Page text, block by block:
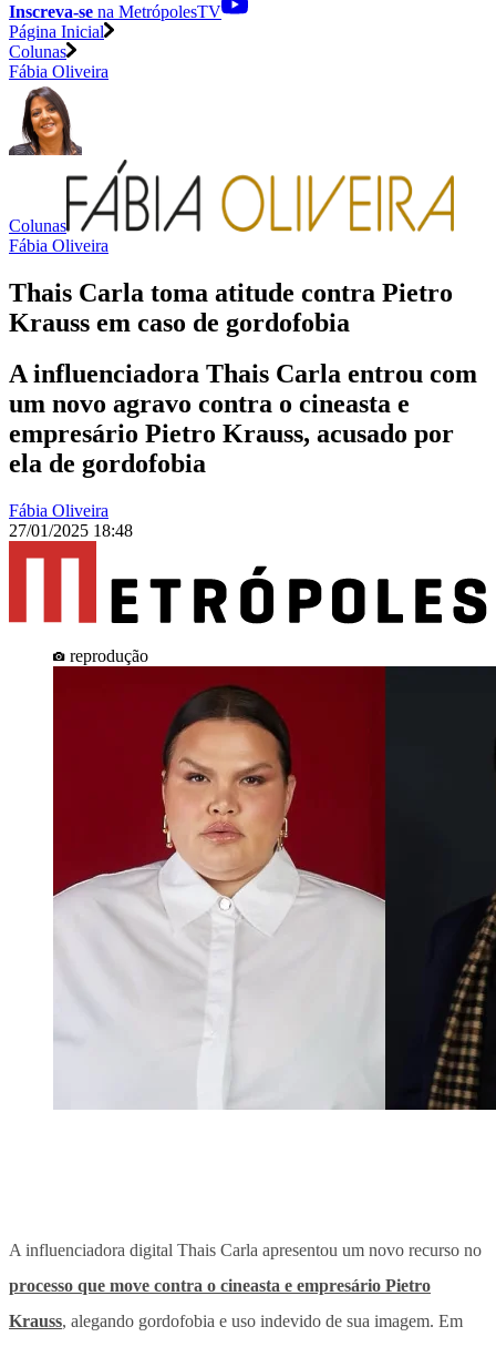
Inscreva-se na MetrópolesTV
Página Inicial
Colunas
Fábia Oliveira
Colunas
Fábia Oliveira
Thais Carla toma atitude contra Pietro
Krauss em caso de gordofobia
A influenciadora Thais Carla entrou com
um novo agravo contra o cineasta e
empresário Pietro Krauss, acusado por
ela de gordofobia
Fábia Oliveira
27/01/2025 18:48
reprodução
A influenciadora digital Thais Carla apresentou um novo recurso no
processo que move contra o cineasta e empresário Pietro
Krauss, alegando gordofobia e uso indevido de sua imagem. Em